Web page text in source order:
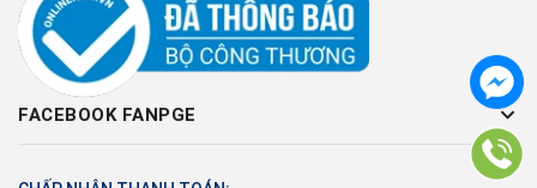
FACEBOOK FANPGE